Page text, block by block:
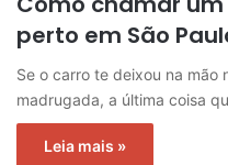
perto em São
Se o carro te deixou na mão
madrugada, a última coisa
Leia mais »